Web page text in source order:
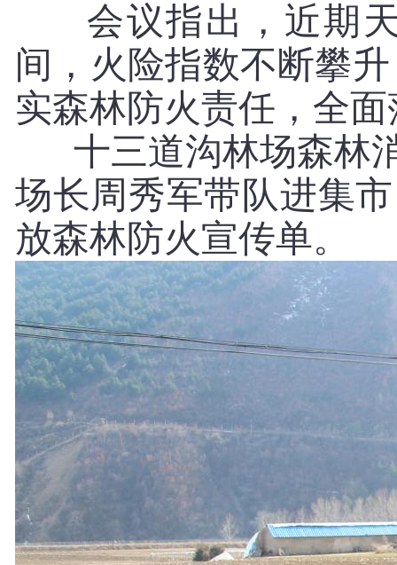
会议指出，近期
间，火险指数不断攀
实森林防火责任，全
十三道沟林场森林
场长周秀军带队进集
放森林防火宣传单。